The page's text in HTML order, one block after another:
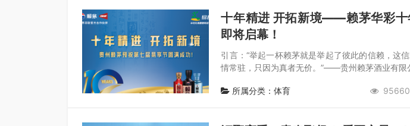
十年精进 开拓新境——赖茅华彩十
即将启幕！
引言：“举起一杯赖茅就是举起了彼此的信赖，这
情常驻，只因为真者无价。”——贵州赖茅酒业有
所属分类：体育 95660